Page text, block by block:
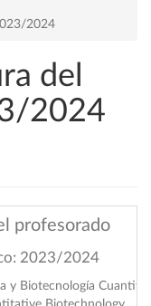
2024
del
2024
profesorado
2023/2024
y Biotecnología